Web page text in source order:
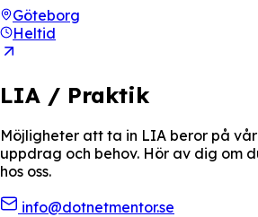
Göteborg
Heltid
LIA / Praktik
Möjligheter att ta in LIA beror på
uppdrag och behov. Hör av dig om
hos oss.
info@dotnetmentor.se